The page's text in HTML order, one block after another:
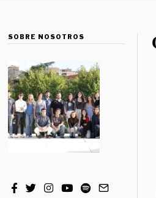
SOBRE NOSOTROS